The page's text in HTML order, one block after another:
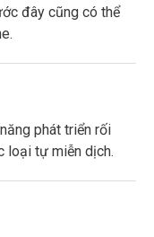
đây cũng có thể
phát triển rối
loại tự miễn dịch.